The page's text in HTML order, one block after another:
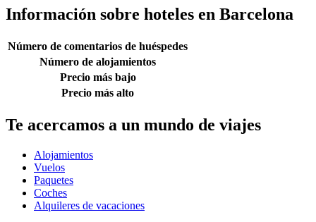
Información sobre hoteles en Barcelona
Número de comentarios de huéspedes
Número de alojamientos
Precio más bajo
Precio más alto
Te acercamos a un mundo de viajes
Alojamientos
Vuelos
Paquetes
Coches
Alquileres de vacaciones